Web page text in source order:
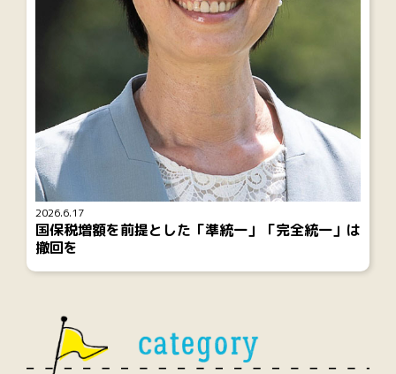
2026.6.17
国保税増額を前提とした「準統一」「完全統一」は
撤回を